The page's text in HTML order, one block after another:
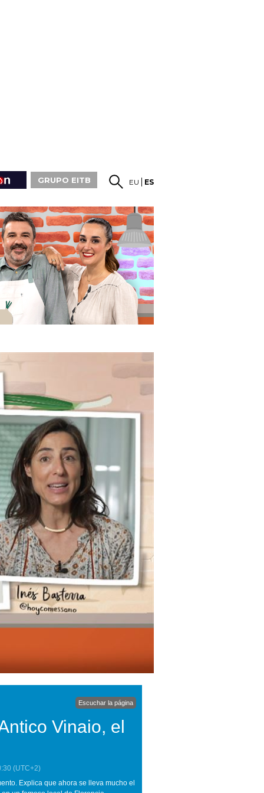
GRUPO EITB EU ES
Escuchar la página
Vinaio, el
(UTC+2)
Explica que ahora se lleva mucho el